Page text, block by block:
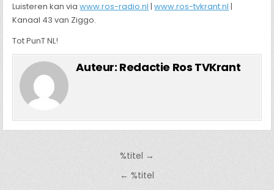
Luisteren kan viawww.ros-radio.nl |www.ros-tvkrant.nl |
Kanaal 43 van Ziggo.
Tot PunT NL!
Auteur: Redactie Ros TVKrant
%titel →
← %titel